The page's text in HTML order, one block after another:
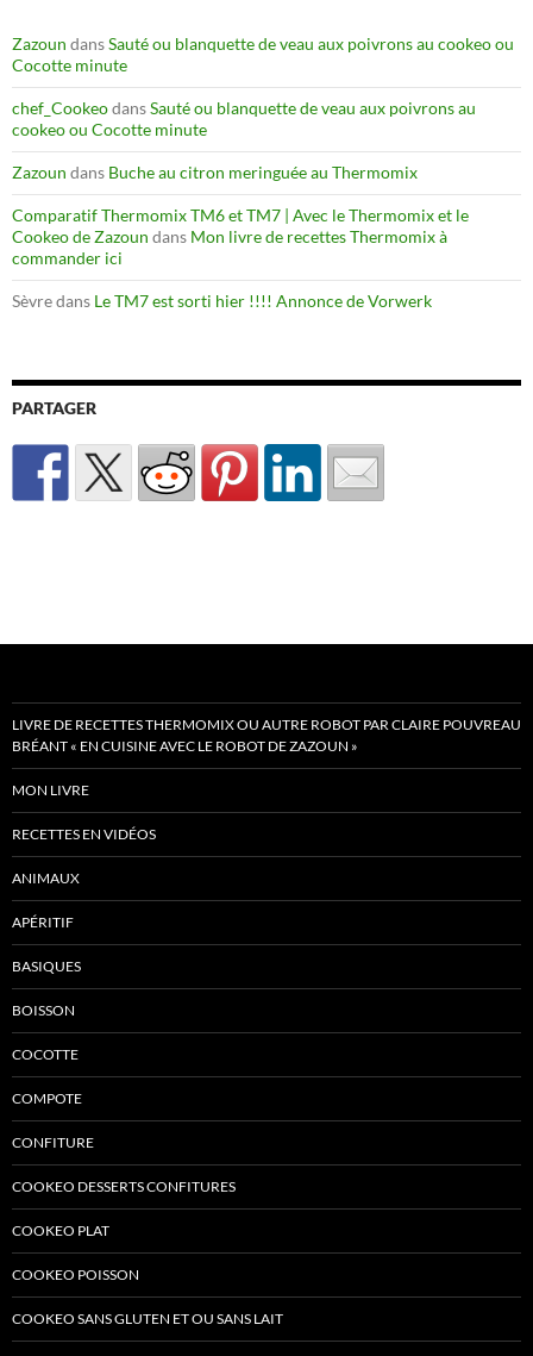
Zazoun dansSauté ou blanquette de veau aux poivrons au cookeo ou
Cocotte minute
chef_CookeodansSauté ou blanquette de veau aux poivrons au
cookeo ou Cocotte minute
Zazoun dans Buche au citron meringuée au Thermomix
Comparatif Thermomix TM6 et TM7 | Avec le Thermomix et le
Cookeo de Zazoun dans Mon livre de recettes Thermomix à
commander ici
Sèvredans Le TM7 est sorti hier !!!! Annonce de Vorwerk
PARTAGER
LIVRE DE RECETTES THERMOMIX OU AUTRE ROBOT PAR CLAIRE POUVREAU
BRÉANT « EN CUISINE AVEC LE ROBOT DE ZAZOUN »
MON LIVRE
RECETTES EN VIDÉOS
ANIMAUX
APÉRITIF
BASIQUES
BOISSON
COCOTTE
COMPOTE
CONFITURE
COOKEO DESSERTS CONFITURES
COOKEO PLAT
COOKEO POISSON
COOKEO SANS GLUTEN ET OU SANS LAIT